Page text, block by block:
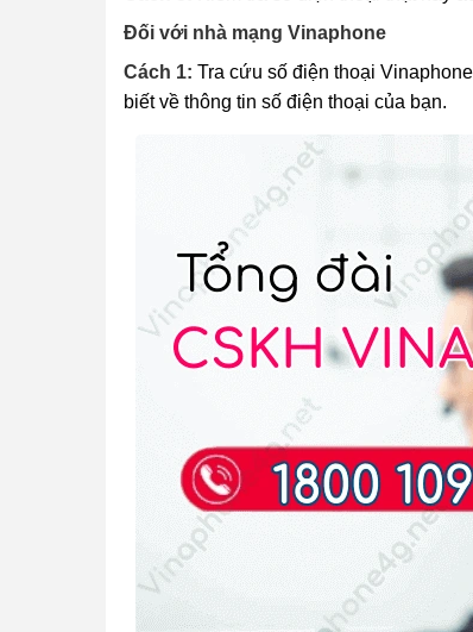
Đối với nhà mạng Vinaphone
Cách 1: Tra cứu số điện thoại
biết về thông tin số điện thoại của bạn.